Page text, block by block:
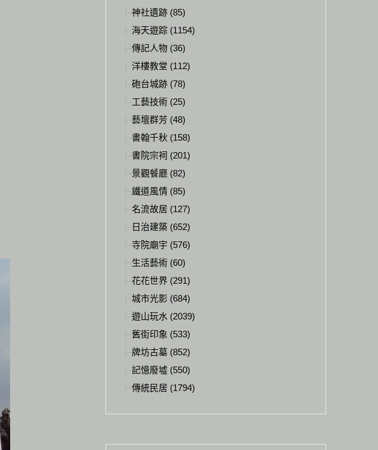
神社遺跡 (85)
海天遊踪 (1154)
傳記人物 (36)
洋樓教堂 (112)
砲台城跡 (78)
工藝技術 (25)
藝壇群芳 (48)
書翰千秋 (158)
書院宗祠 (201)
景觀餐廳 (82)
鐵道風情 (85)
名流故居 (127)
日治建築 (652)
寺院廟宇 (576)
生活藝術 (60)
花花世界 (291)
城市光影 (684)
遊山玩水 (2039)
舊街印象 (533)
牌坊古墓 (852)
記憶廢墟 (550)
傳統民居 (1794)